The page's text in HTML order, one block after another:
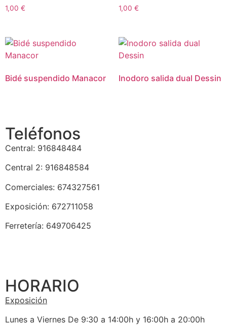
1,00 € 1,00 €
Bidé suspendido Manacor Inodoro salida dual Dessin
Teléfonos
Central: 916848484
Central 2: 916848584
Comerciales: 674327561
Exposición: 672711058
Ferretería: 649706425
HORARIO
Exposición
Lunes a Viernes De 9:30 a 14:00h y 16:00h a 20:00h